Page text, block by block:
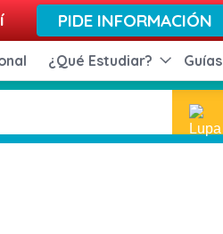
PIDE INFORMACIÓN
¿Qué Estudiar? Guías